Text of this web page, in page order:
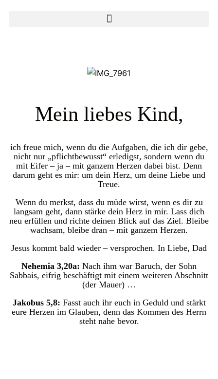
Mein liebes Kind,
ich freue mich, wenn du die Aufgaben, die ich dir gebe,
nicht nur „pflichtbewusst“ erledigst, sondern wenn du
mit Eifer – ja – mit ganzem Herzen dabei bist. Denn
darum geht es mir: um dein Herz, um deine Liebe und
Treue.
Wenn du merkst, dass du müde wirst, wenn es dir zu
langsam geht, dann stärke dein Herz in mir. Lass dich
neu erfüllen und richte deinen Blick auf das Ziel. Bleibe
wachsam, bleibe dran – mit ganzem Herzen.
Jesus kommt bald wieder – versprochen. In Liebe, Dad
Nehemia 3,20a: Nach ihm war Baruch, der Sohn
Sabbais, eifrig beschäftigt mit einem weiteren Abschnitt
(der Mauer) …
Jakobus 5,8: Fasst auch ihr euch in Geduld und stärkt
eure Herzen im Glauben, denn das Kommen des Herrn
steht nahe bevor.